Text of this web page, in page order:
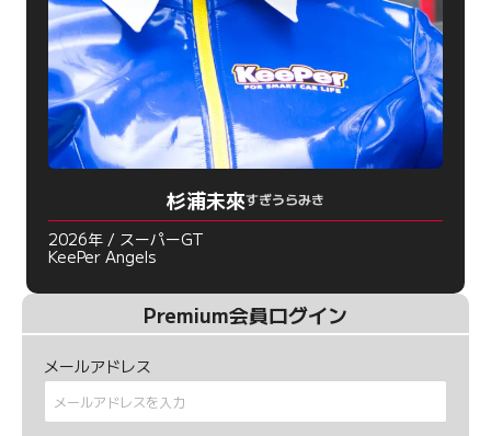
杉浦未來すぎうらみき
2026年 / スーパーGT
KeePer Angels
Premium会員ログイン
メールアドレス